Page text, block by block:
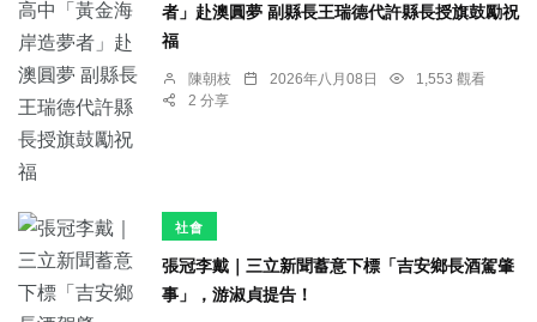
者」赴澳圓夢 副縣長王瑞德代許縣長授旗鼓勵祝
福
陳朝枝 2026年八月08日
1,553 觀看
2 分享
社會
張冠李戴｜三立新聞蓄意下標「吉安鄉長酒駕肇
事」，游淑貞提告！